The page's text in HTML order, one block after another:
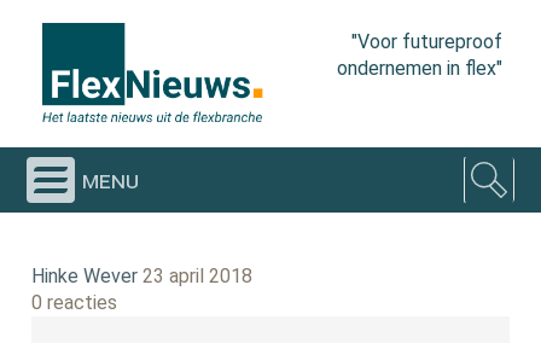
"Voor futureproof
ondernemen in flex"
menu
Hinke Wever 23 april 2018
0 reacties